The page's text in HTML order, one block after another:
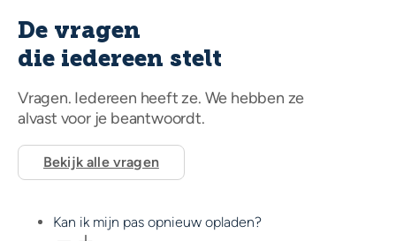
De vragen
die iedereen stelt
Vragen. Iedereen heeft ze. We hebben ze
alvast voor je beantwoordt.
Bekijk alle vragen
Kan ik mijn pas opnieuw opladen?